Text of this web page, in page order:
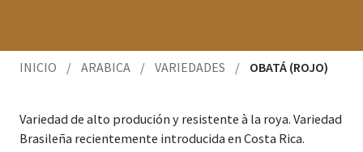
INICIO / ARABICA / VARIEDADES / OBATÁ (ROJO)
Var­iedad de alto pro­dución y resistente à la roya. Var­iedad
Brasileña recien­te­mente intro­duci­da en Cos­ta Rica.